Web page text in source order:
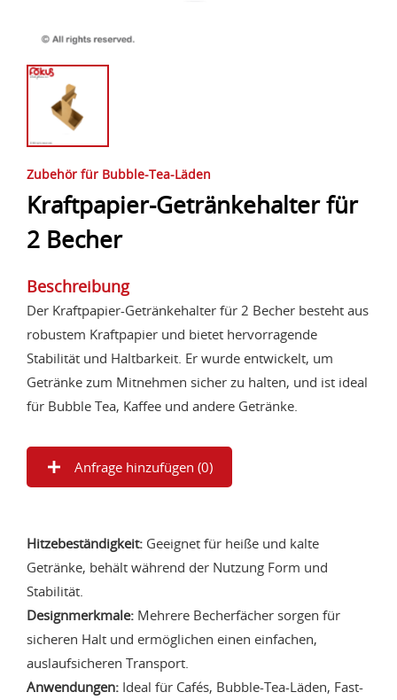
Zubehör für Bubble-Tea-Läden
Kraftpapier-Getränkehalter für
2 Becher
Beschreibung
Der Kraftpapier-Getränkehalter für 2 Becher besteht aus
robustem Kraftpapier und bietet hervorragende
Stabilität und Haltbarkeit. Er wurde entwickelt, um
Getränke zum Mitnehmen sicher zu halten, und ist ideal
für Bubble Tea, Kaffee und andere Getränke.
Anfrage hinzufügen (0)
Hitzebeständigkeit: Geeignet für heiße und kalte
Getränke, behält während der Nutzung Form und
Stabilität.
Designmerkmale: Mehrere Becherfächer sorgen für
sicheren Halt und ermöglichen einen einfachen,
auslaufsicheren Transport.
Anwendungen: Ideal für Cafés, Bubble-Tea-Läden, Fast-